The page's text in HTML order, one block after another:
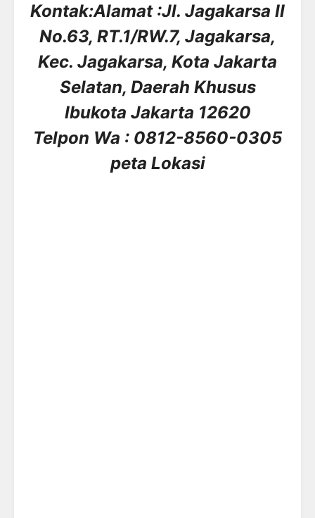
Kontak:Alamat :Jl. Jagakarsa II
No.63, RT.1/RW.7, Jagakarsa,
Kec. Jagakarsa, Kota Jakarta
Selatan, Daerah Khusus
Ibukota Jakarta 12620
Telpon Wa : 0812-8560-0305
peta Lokasi